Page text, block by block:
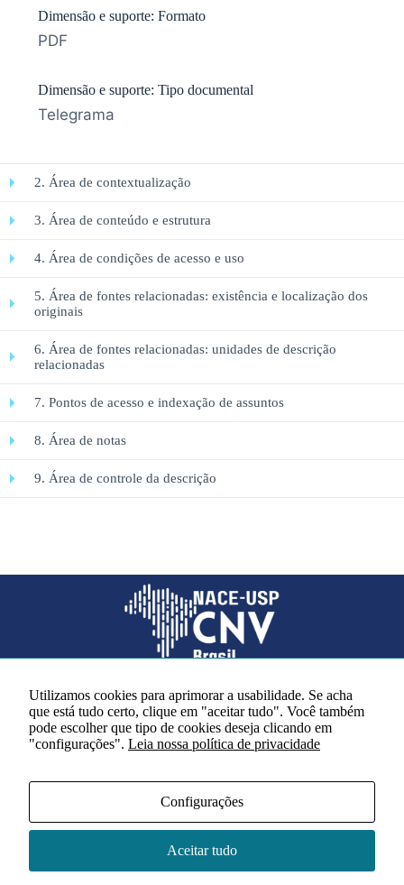
Dimensão e suporte: Formato
PDF
Dimensão e suporte: Tipo documental
Telegrama
2. Área de contextualização
3. Área de conteúdo e estrutura
4. Área de condições de acesso e uso
5. Área de fontes relacionadas: existência e localização dos
originais
6. Área de fontes relacionadas: unidades de descrição
relacionadas
7. Pontos de acesso e indexação de assuntos
8. Área de notas
9. Área de controle da descrição
Redes sociais
Acervo NACE IRI
Regimento
Contato
Política de Privacidade
Utilizamos cookies para aprimorar a usabilidade. Se acha
que está tudo certo, clique em "aceitar tudo". Você também
pode escolher que tipo de cookies deseja clicando em
"configurações". Leia nossa política de privacidade
Configurações
Aceitar tudo
Necessário
Esses cookies
não são
opcionais. São
para o
funcionamento
do site.
Estatísticas
Para que
melhorar a
funcionalidade